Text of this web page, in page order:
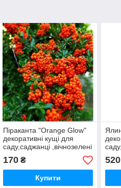
Піраканта "Orange Glow"
декоративні кущі для
саду,саджанці ,вічнозелені
170₴
Купити
520